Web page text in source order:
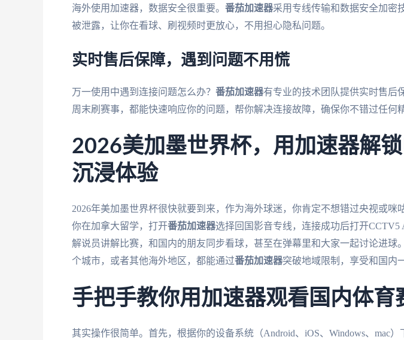
海外使用加速器，数据安全很重要。 番茄加速器采用专线传输和数据安全加密
被泄露，让你在看球、刷视频时更放心，不用担心隐私问题。
实时售后保障，遇到问题不用慌
万一使用中遇到连接问题怎么办？ 番茄加速器有专业的技术团队提供实时售后
周末刷赛事，都能快速响应你的问题，帮你解决连接故障，确保你不错过任何
2026美加墨世界杯，用加速器解
沉浸体验
2026年美加墨世界杯很快就要到来，作为海外球迷，你肯定不想错过央视或咪
你在加拿大留学，打开番茄加速器选择回国影音专线，连接成功后打开CCTV5
解说员讲解比赛，和国内的朋友同步看球，甚至在弹幕里和大家一起讨论进球
个城市，或者其他海外地区，都能通过番茄加速器突破地域限制，享受和国内
手把手教你用加速器观看国内体育
其实操作很简单。首先，根据你的设备系统（Android、iOS、Windows、mac）